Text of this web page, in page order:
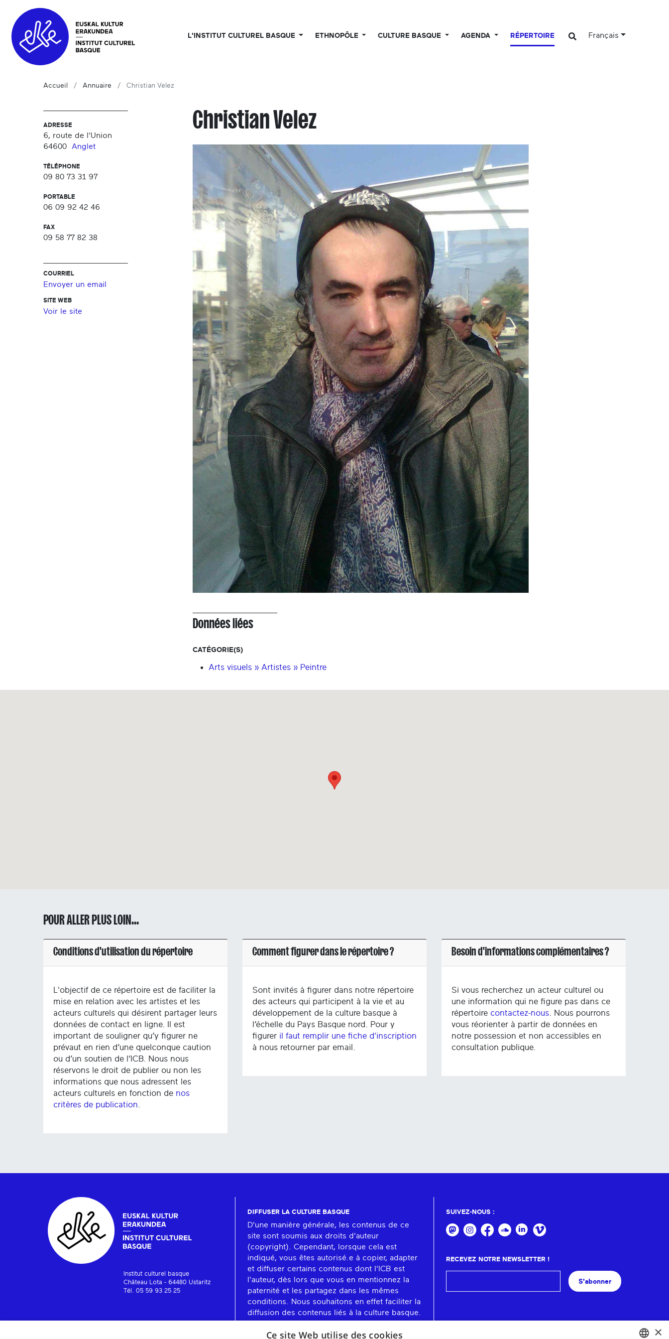
L'INSTITUT CULTUREL BASQUE ETHNOPÔLE CULTURE BASQUE AGENDA RÉPERTOIRE Français
Accueil Annuaire Christian Velez
ADRESSE
6, route de l'Union
64600
Anglet
TÉLÉPHONE
09 80 73 31 97
PORTABLE
06 09 92 42 46
FAX
09 58 77 82 38
COURRIEL
Envoyer un email
SITE WEB
Voir le site
Christian Velez
Données liées
CATÉGORIE(S)
Arts visuels » Artistes » Peintre
POUR ALLER PLUS LOIN...
Conditions d'utilisation du répertoire
L'objectif de ce répertoire est de faciliter la
mise en relation avec les artistes et les
acteurs culturels qui désirent partager leurs
données de contact en ligne. Il est
important de souligner qu’y figurer ne
prévaut en rien d’une quelconque caution
ou d’un soutien de l’ICB. Nous nous
réservons le droit de publier ou non les
informations que nous adressent les
acteurs culturels en fonction de nos
critères de publication
Comment figurer dans le répertoire ?
Sont invités à figurer dans notre répertoire
des acteurs qui participent à la vie et au
développement de la culture basque à
l’échelle du Pays Basque nord. Pour y
figurer il faut remplir une fiche d'inscription
à nous retourner par email.
Besoin d'informations complémentaires ?
Si vous recherchez un acteur culturel ou
une information qui ne figure pas dans ce
répertoire contactez-nous. Nous pourrons
vous réorienter à partir de données en
notre possession et non accessibles en
consultation publique.
Institut culturel basque
Château Lota - 64480 Ustaritz
Tél. 05 59 93 25 25
DIFFUSER LA CULTURE BASQUE
D'une manière générale, les contenus de ce
site sont soumis aux droits d'auteur
(copyright). Cependant, lorsque cela est
indiqué, vous êtes autorisé.e à copier, adapter
et diffuser certains contenus dont l'ICB est
l'auteur, dès lors que vous en mentionnez la
paternité et les partagez dans les mêmes
conditions. Nous souhaitons en effet faciliter la
diffusion des contenus liés à la culture basque.
En savoir plus
SUIVEZ-NOUS :
RECEVEZ NOTRE NEWSLETTER !
S'abonner
×
Ce site Web utilise des cookies